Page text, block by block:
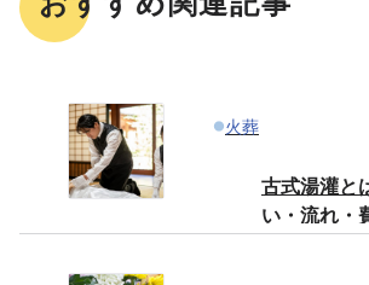
火葬
古式湯灌と
い・流れ・